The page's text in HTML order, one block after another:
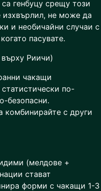
генбуцу срещу този
изхвърлил, не може да
и необичайни случаи с
пасувате.
Риичи)
чакащи
по-
безопасни.
комбинирайте с други
(мелдове +
стават
форми с чакащи 1-3